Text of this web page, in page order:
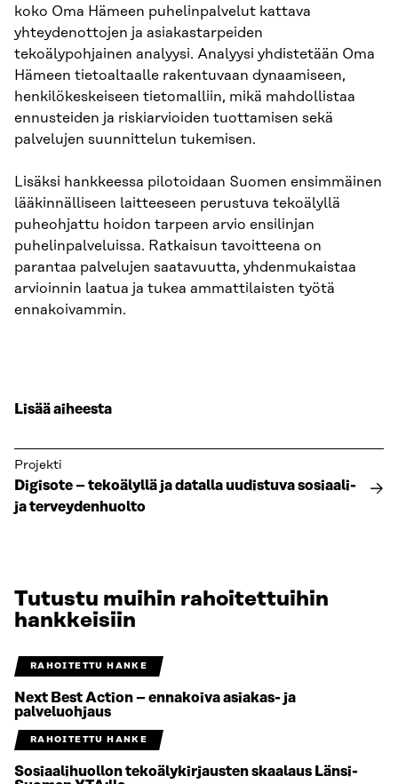
koko Oma Hämeen puhelinpalvelut kattava
yhteydenottojen ja asiakastarpeiden
tekoälypohjainen analyysi. Analyysi yhdistetään Oma
Hämeen tietoaltaalle rakentuvaan dynaamiseen,
henkilökeskeiseen tietomalliin, mikä mahdollistaa
ennusteiden ja riskiarvioiden tuottamisen sekä
palvelujen suunnittelun tukemisen.
Lisäksi hankkeessa pilotoidaan Suomen ensimmäinen
lääkinnälliseen laitteeseen perustuva tekoälyllä
puheohjattu hoidon tarpeen arvio ensilinjan
puhelinpalveluissa. Ratkaisun tavoitteena on
parantaa palvelujen saatavuutta, yhdenmukaistaa
arvioinnin laatua ja tukea ammattilaisten työtä
ennakoivammin.
Lisää aiheesta
Projekti
Digisote – tekoälyllä ja datalla uudistuva sosiaali-
ja terveydenhuolto
Tutustu muihin rahoitettuihin
hankkeisiin
RAHOITETTU HANKE
Next Best Action – ennakoiva asiakas- ja
palveluohjaus
RAHOITETTU HANKE
Sosiaalihuollon tekoälykirjausten skaalaus Länsi-